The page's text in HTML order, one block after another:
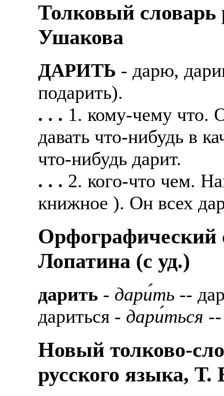
Толковый словарь
Ушакова
ДАРИТЬ - дарю,
подарить).
. . . 1. кому-чему что.
давать что-нибудь в
что-нибудь дарит.
. . . 2. кого-что чем.
книжное ). Он всех
Орфографический
Лопатина (c уд.)
дарить - дари́ть --
дариться - дари́ться
Новый толково-
русского языка,